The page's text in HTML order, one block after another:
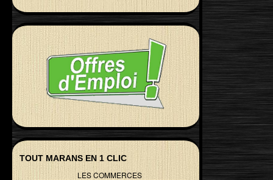
TOUT MARANS EN 1 CLIC
LES COMMERCES